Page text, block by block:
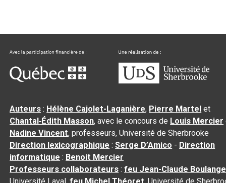
Auteurs : Hélène Cajolet-Laganière, Pierre Martel et
Chantal‑Édith Masson, avec le concours de Louis Mercier
Nadine Vincent, professeurs, Université de Sherbrooke
Direction lexicographique :Serge D’Amico - Direction
informatique : Benoit Mercier
Professeurs collaborateurs :feu Jean-Claude
Université Laval,feu Michel Théoret, Université de